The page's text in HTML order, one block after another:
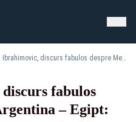
Zlatan Ibrahimovic, discurs fabulos despre Messi după Argentina – Egipt: „Nimeni nu se poate apropia de el”
fabulos
– Egipt: